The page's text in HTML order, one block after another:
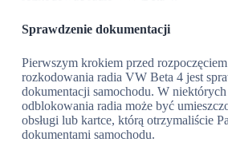
Sprawdzenie dokumentacji
Pierwszym krokiem przed
rozkodowania radia VW Beta 4 jest
dokumentacji samochodu. W
odblokowania radia może być
obsługi lub kartce, którą otrzymaliście
dokumentami samochodu.